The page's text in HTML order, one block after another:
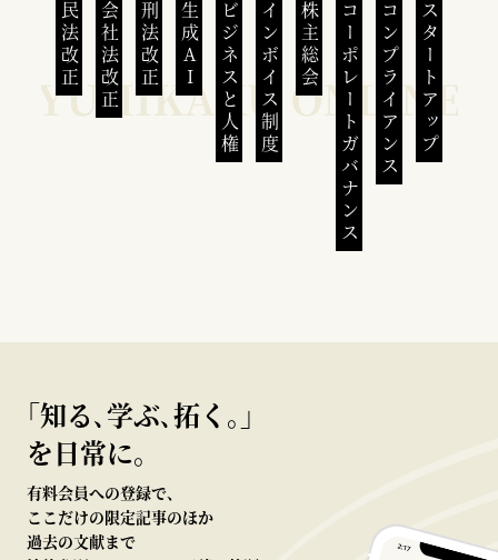
民法改正 会社法改正 刑法改正 生成AI ビジネスと人権インボイス制度 株主総会 コーポレートガバナンスコンプライアンススタートアップ
｢知る､学ぶ､拓く｡｣
を日常に。
有料会員への登録で、
ここだけの限定記事のほか
過去の文献まで